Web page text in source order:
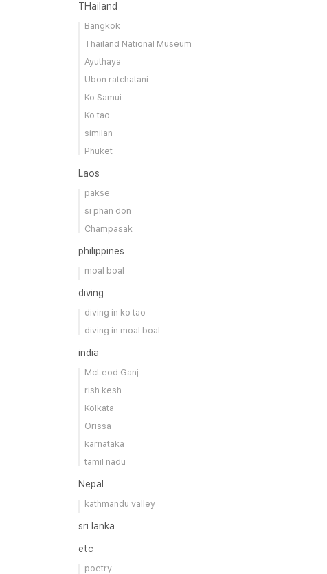
THailand
Bangkok
Thailand National Museum
Ayuthaya
Ubon ratchatani
Ko Samui
Ko tao
similan
Phuket
Laos
pakse
si phan don
Champasak
philippines
moal boal
diving
diving in ko tao
diving in moal boal
india
McLeod Ganj
rish kesh
Kolkata
Orissa
karnataka
tamil nadu
Nepal
kathmandu valley
sri lanka
etc
poetry